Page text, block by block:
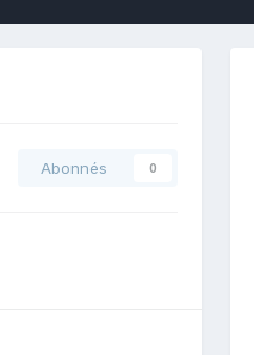
Abonnés 0